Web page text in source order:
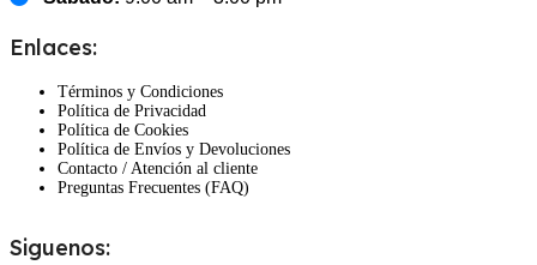
Enlaces:
Términos y Condiciones
Política de Privacidad
Política de Cookies
Política de Envíos y Devoluciones
Contacto / Atención al cliente
Preguntas Frecuentes (FAQ)
Siguenos: